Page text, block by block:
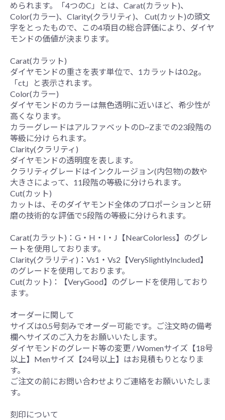
められます。「4つのC」とは、Carat(カラット)、
Color(カラー)、Clarity(クラリティ)、 Cut(カット)の頭文
字をとったもので、この4項目の総合評価により、ダイヤ
モンドの価値が決まります。
Carat(カラット)
ダイヤモンドの重さを表す単位で、1カラットは0.2g。
「ct」と表示されます。
Color(カラー)
ダイヤモンドのカラーは無色透明に近いほど、希少性が
高くなります。
カラーグレードはアルファベットのD~Zまでの23段階の
等級に分け られます。
Clarity(クラリティ)
ダイヤモンドの透明度を表します。
クラリティグレードはインクルージョン(内包物)の数や
大きさによって、11段階の等級に分けられます。
Cut(カット)
カットは、そのダイヤモンド全体のプロポーションと研
磨の技術的な評価で5段階の等級に分けられます。
Carat(カラット)：G・H・I・J【NearColorless】のグレ
ートを使用しております。
Clarity(クラリティ)：Vs1・Vs2【VerySlightlyIncluded】
のグレードを使用しております。
Cut(カット)：【VeryGood】のグレードを使用しており
ます。
オーダーに関して
サイズは0.5号刻みでオーダー可能です。ご注文時の備考
欄へサイズのご入力をお願いいたします。
ダイヤモンドのグレード等の変更 / Womenサイズ【18号
以上】Menサイズ【24号以上】はお見積もりとなりま
す。
ご注文の前にお問い合わせよりご連絡をお願いいたしま
す。
刻印について